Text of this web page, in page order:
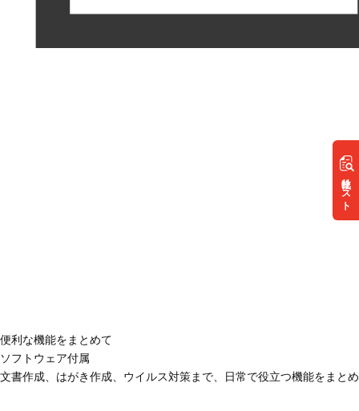
リスト
便利な機能をまとめて
ソフトウェア付属
文書作成、はがき作成、ウイルス対策まで、日常で役立つ機能をまと